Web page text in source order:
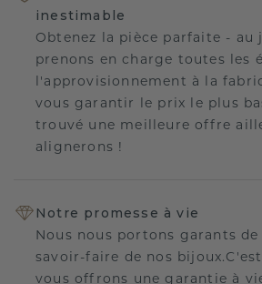
inestimable
Obtenez la pièce parfaite - au
prenons en charge toutes les
l'approvisionnement à la
vous garantir le prix le plus
trouvé une meilleure offre
alignerons !
Notre promesse à vie
Nous nous portons garants
savoir-faire de nos
vous offrons une garantie à